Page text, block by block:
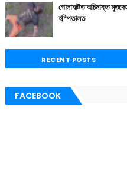
গোলাঘাটত অচিনাক্ত মৃতদেহ
হস্পিতালত
RECENT POSTS
FACEBOOK